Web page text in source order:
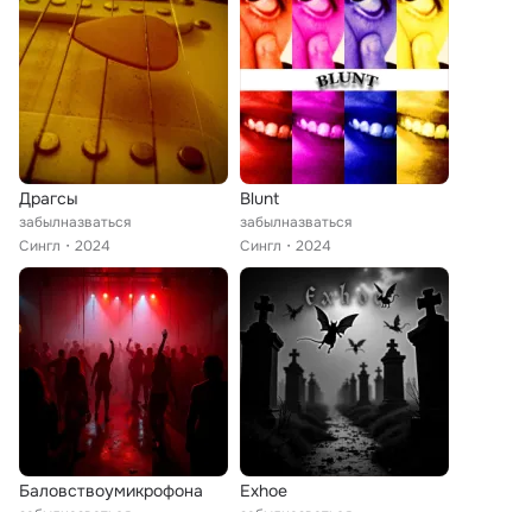
Драгсы
забылназваться
Сингл
2024
Blunt
забылназваться
Сингл
2024
Баловствоумикрофона Exhoe